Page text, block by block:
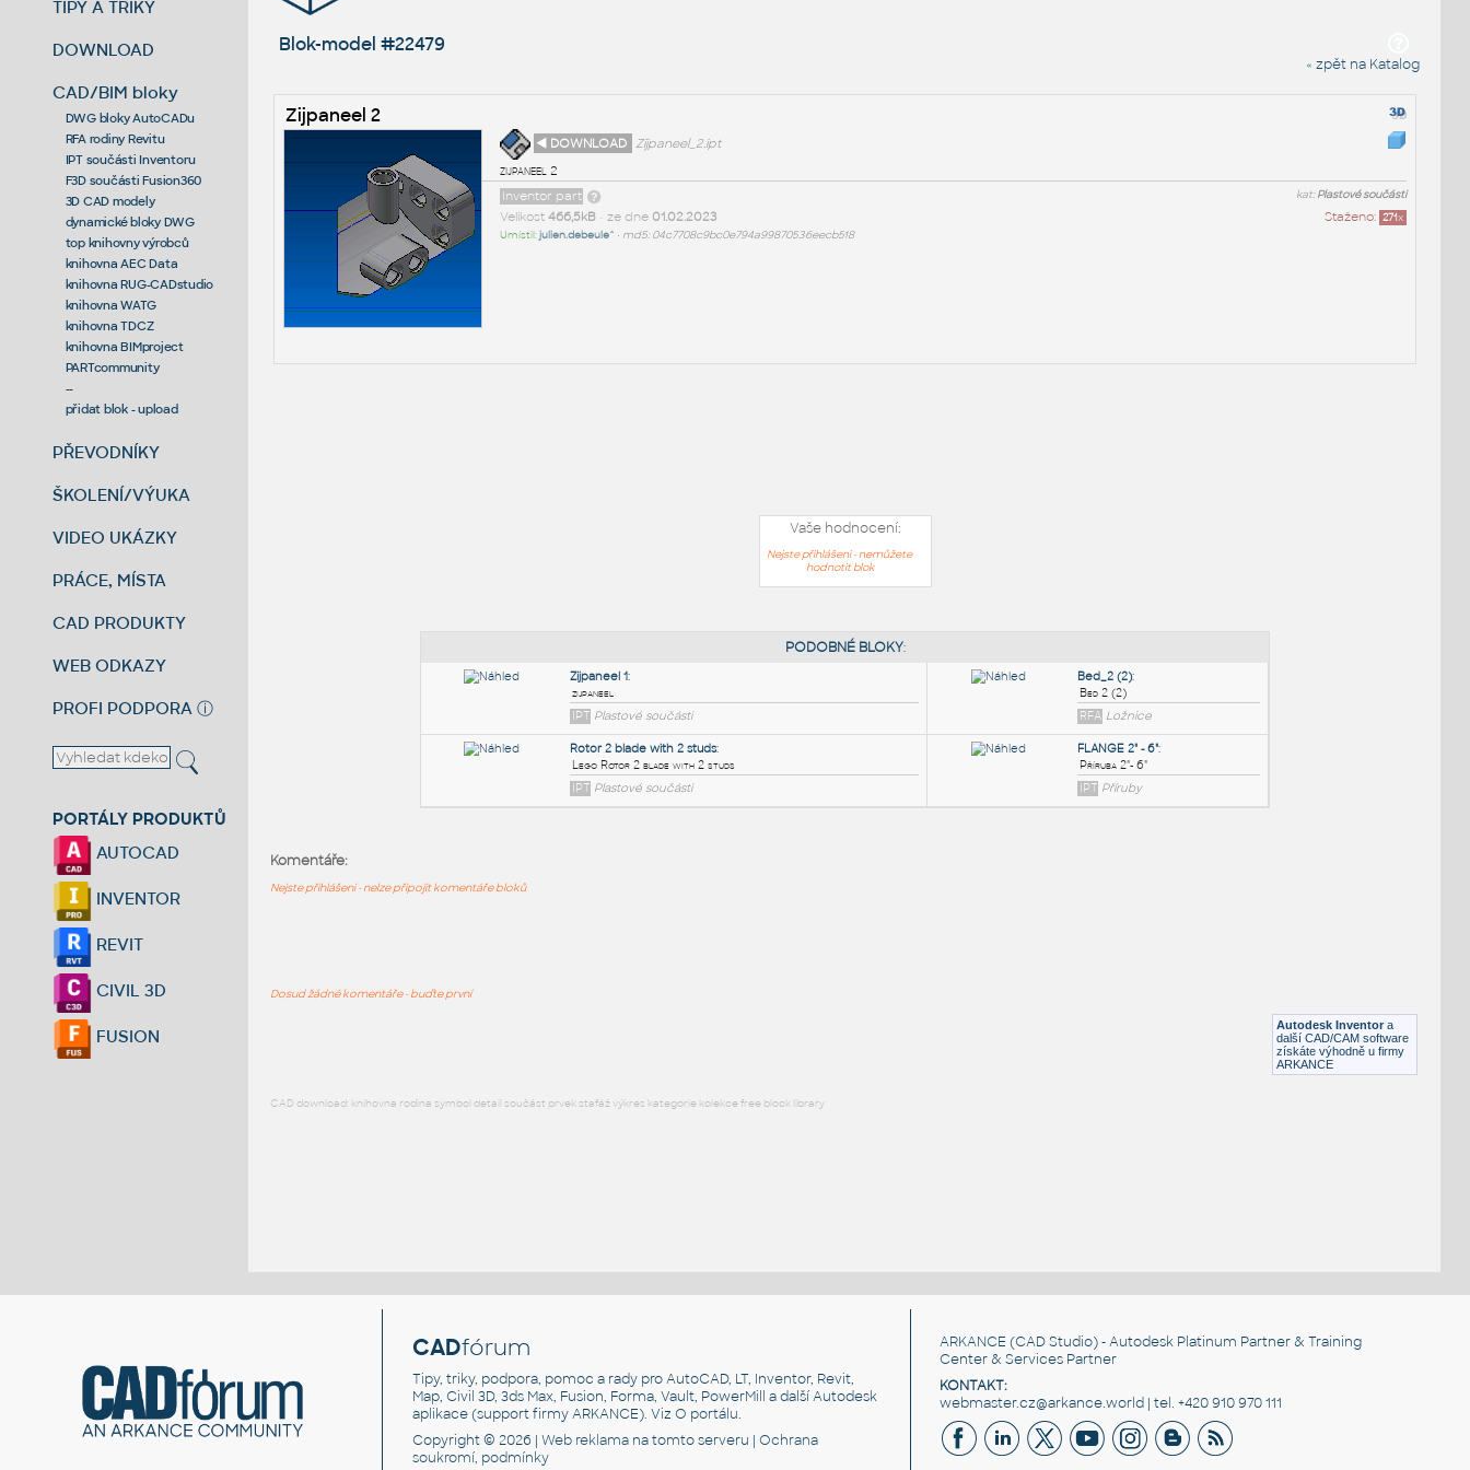
TIPY A TRIKY
DOWNLOAD
CAD/BIM bloky
DWG bloky AutoCADu
RFA rodiny Revitu
IPT součásti Inventoru
F3D součásti Fusion360
3D CAD modely
dynamické bloky DWG
top knihovny výrobců
knihovna AEC Data
knihovna RUG-CADstudio
knihovna WATG
knihovna TDCZ
knihovna BIMproject
PARTcommunity
--
přidat blok - upload
PŘEVODNÍKY
ŠKOLENÍ/VÝUKA
VIDEO UKÁZKY
PRÁCE, MÍSTA
CAD PRODUKTY
WEB ODKAZY
PROFI PODPORA ⓘ
PORTÁLY PRODUKTŮ
AUTOCAD
INVENTOR
REVIT
CIVIL 3D
FUSION
Blok-model #22479
« zpět na Katalog
Zijpaneel 2
◄ DOWNLOAD
Zijpaneel_2.ipt
zijpaneel 2
kat:Plastové součásti
Inventor part
Staženo: 271x
Velikost 466,5kB• ze dne 01.02.2023
Umístil:julien.debeule^ • md5: 04c7708c9bc0e794a99870536eecb518
Vaše hodnocení:
Nejste přihlášeni - nemůžete
hodnotit blok
IPT Příruby
Autodesk Inventor a
další CAD/CAM software
získáte výhodně u firmy
ARKANCE
Komentáře:
Nejste přihlášeni - nelze připojit komentáře bloků
Dosud žádné komentáře - buďte první
CAD download: knihovna rodina symbol detail součást prvek stafáž výkres kategorie kolekce free block library
CADfórum
Tipy, triky, podpora, pomoc a rady pro AutoCAD, LT, Inventor, Revit,
Map, Civil 3D, 3ds Max, Fusion, Forma, Vault, PowerMill a další Autodesk
aplikace (support firmy ARKANCE). VizO portálu.
Copyright © 2026 |Web reklama na tomto serveru |Ochrana
soukromí, podmínky
ARKANCE (CAD Studio) - Autodesk Platinum Partner & Training
Center & Services Partner
KONTAKT:
webmaster.cz@arkance.world | tel. +420 910 970 111